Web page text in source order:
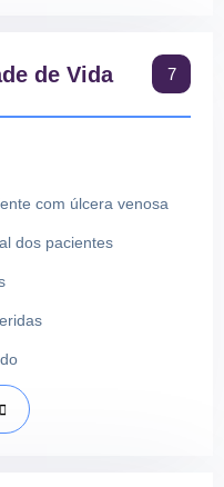
de Vida 7
com úlcera venosa
dos pacientes